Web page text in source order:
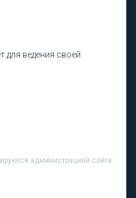
ведения своей
администрацией сайта